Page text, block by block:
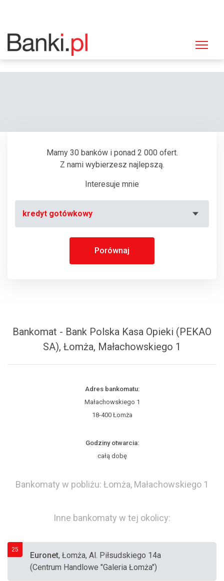
Strona główna
Bankomat Bank Polska Kasa Opieki (PEKAO SA), Łomża, Małachowskiego
Mamy 30 banków i ponad 2 000 ofert.
Z nami wybierzesz najlepszą.
Interesuje mnie
kredyt gotówkowy
Porównaj
Bankomat - Bank Polska Kasa Opieki (PEKAO
SA), Łomża, Małachowskiego 1
Adres bankomatu:
Małachowskiego 1
18-400 Łomża
Godziny otwarcia:
całą dobę
Bankomaty w pobliżu: Łomża, Małachowskiego 1
Inne bankomaty w tej okolicy:
25
Euronet, Łomża, Al. Piłsudskiego 14a
(Centrum Handlowe "Galeria Łomża")